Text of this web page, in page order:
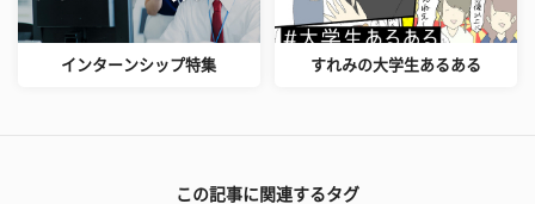
インターンシップ特集 すれみの大学生あるある
この記事に関連するタグ